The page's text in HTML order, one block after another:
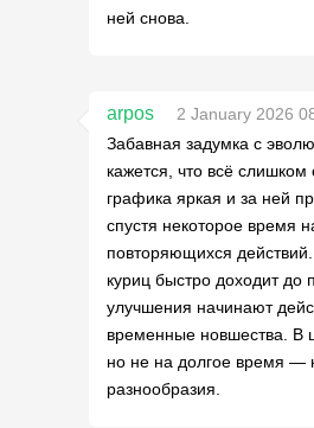
ней снова.
arpos
2 January 2026
Забавная задумка с
кажется, что всё
графика яркая и за ней
спустя некоторое время
повторяющихся
куриц быстро доходит
улучшения начинают
временные новшества. В
но не на долгое время —
разнообразия.